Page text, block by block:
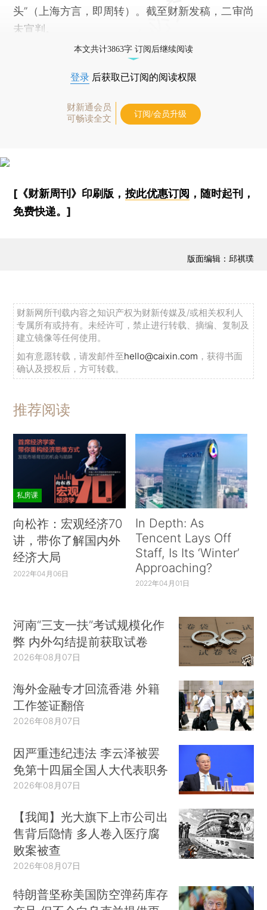
头”（上海方言，即周转）。截至财新发稿，二审尚
未宣判。
本文共计3863字 订阅后继续阅读
登录 后获取已订阅的阅读权限
财新通会员
可畅读全文
订阅/会员升级
[《财新周刊》印刷版， 按此优惠订阅 ，随时起刊，
免费快递。]
版面编辑：邱祺璞
财新网所刊载内容之知识产权为财新传媒及/或相关权利人
专属所有或持有。未经许可，禁止进行转载、摘编、复制及
建立镜像等任何使用。
如有意愿转载，请发邮件至hello@caixin.com ，获得书面
确认及授权后，方可转载。
推荐阅读
私房课
向松祚：宏观经济70
讲，带你了解国内外
经济大局
2022年04月06日
In Depth: As
Tencent Lays Off
Staff, Is Its ‘Winter’
Approaching?
2022年04月01日
河南“三支一扶”考试规模化作
弊 内外勾结提前获取试卷
2026年08月07日
海外金融专才回流香港 外籍
工作签证翻倍
2026年08月07日
因严重违纪违法 李云泽被罢
免第十四届全国人大代表职务
2026年08月07日
【我闻】光大旗下上市公司出
售背后隐情 多人卷入医疗腐
败案被查
2026年08月07日
特朗普坚称美国防空弹药库存